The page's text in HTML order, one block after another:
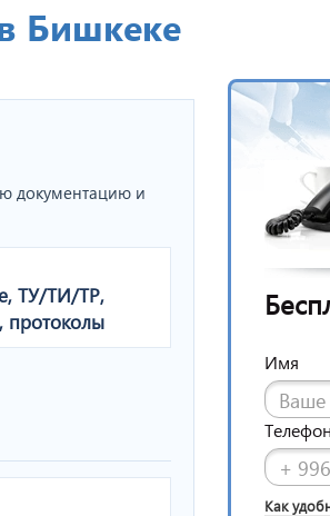
Бишкеке
документацию и
ТУ/ТИ/ТР,
протоколы
Имя
Телефон
Как